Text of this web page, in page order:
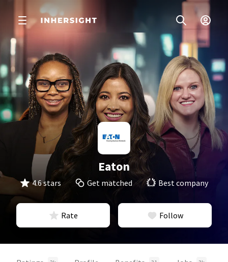
Eaton
4.6 stars Get matched Best company
Rate Follow